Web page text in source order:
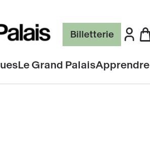
Billetterie
Le Grand PalaisApprendre